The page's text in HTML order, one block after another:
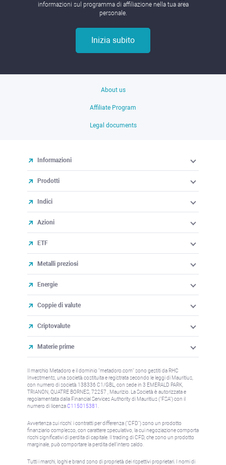
informazioni sul programma di affiliazione nella tua area
personale.
Inizia subito
About us
Affiliate Program
Legal documents
Informazioni
Prodotti
Indici
Azioni
ETF
Metalli preziosi
Energie
Coppie di valute
Criptovalute
Materie prime
Il marchio Metadoro e il dominio "metadoro.com" sono gestiti da RHC
Investments, una società costituita e registrata secondo le leggi di Mauritius,
con numero di società 138336 C1/GBL, con sede in 3 EMERALD PARK,
TRIANON, QUATRE BORNES, 72257 , Maurizio. La Società è autorizzata e
regolamentata dalla Financial Services Authority di Mauritius ("FSA") con il
numero di licenzaC115015381
Avvertenza sui rischi: i contratti per differenza ("CFD") sono un prodotto
finanziario complesso, con carattere speculativo, la cui negoziazione comporta
rischi significativi di perdita di capitale. Il trading di CFD, che sono un prodotto
marginale, può comportare la perdita dell'intero saldo.
Tutti i marchi, loghi e brand sono di proprietà dei rispettivi proprietari. I nomi di